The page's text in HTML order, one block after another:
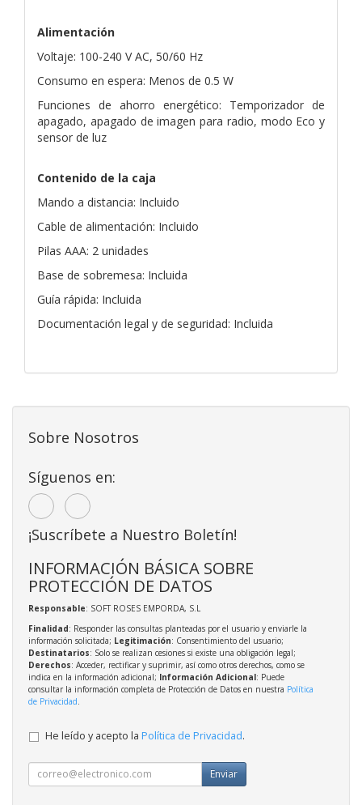
Alimentación
Voltaje: 100-240 V AC, 50/60 Hz
Consumo en espera: Menos de 0.5 W
Funciones de ahorro energético: Temporizador de
apagado, apagado de imagen para radio, modo Eco y
sensor de luz
Contenido de la caja
Mando a distancia: Incluido
Cable de alimentación: Incluido
Pilas AAA: 2 unidades
Base de sobremesa: Incluida
Guía rápida: Incluida
Documentación legal y de seguridad: Incluida
Sobre Nosotros
Síguenos en:
¡Suscríbete a Nuestro Boletín!
INFORMACIÓN BÁSICA SOBRE
PROTECCIÓN DE DATOS
Responsable: SOFT ROSES EMPORDA, S.L
Finalidad: Responder las consultas planteadas por el usuario y enviarle la
información solicitada; Legitimación: Consentimiento del usuario;
Destinatarios: Solo se realizan cesiones si existe una obligación legal;
Derechos: Acceder, rectificar y suprimir, así como otros derechos, como se
indica en la información adicional; Información Adicional: Puede
consultar la información completa de Protección de Datos en nuestra Política
de Privacidad
He leído y acepto la Política de Privacidad.
Enviar